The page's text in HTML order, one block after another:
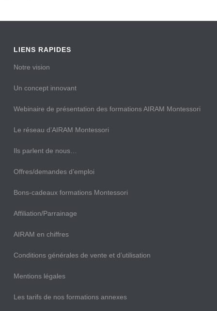
LIENS RAPIDES
Notre vision
Un concept innovant
Webinaire de présentation des formations AIRAM Montessori
Le réseau d’AIRAM Montessori
Ils parlent de nous…
Offres/demandes d’emploi
Bons-cadeaux formations Montessori
Affiliation/Parrainage
AIRAM en chiffres
Conditions générales de vente et d’utilisation
Mentions légales
Les tarifs de nos formations annexes